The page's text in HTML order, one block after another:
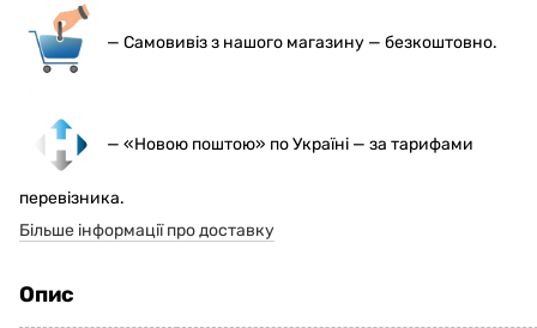
— Самовивіз з нашого магазину — безкоштовно.
— «Новою поштою» по Україні — за тарифами
перевізника.
Більше інформації про доставку
Опис